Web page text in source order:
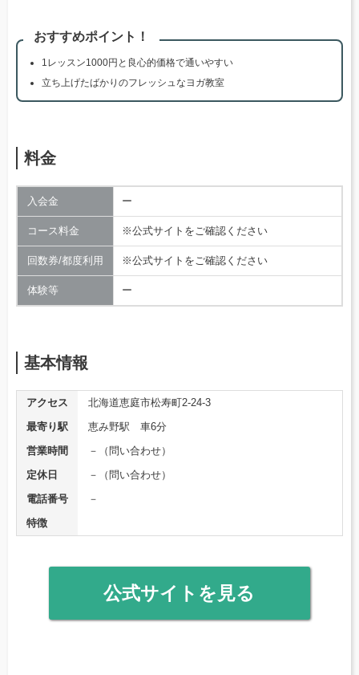
おすすめポイント！
1レッスン1000円と良心的価格で通いやすい
立ち上げたばかりのフレッシュなヨガ教室
料金
入会金 ー
コース料金 ※公式サイトをご確認ください
回数券/都度利用 ※公式サイトをご確認ください
体験等 ー
基本情報
アクセス
北海道恵庭市松寿町2-24-3
最寄り駅
恵み野駅 車6分
営業時間
－（問い合わせ）
定休日
－（問い合わせ）
電話番号
－
特徴
公式サイトを見る